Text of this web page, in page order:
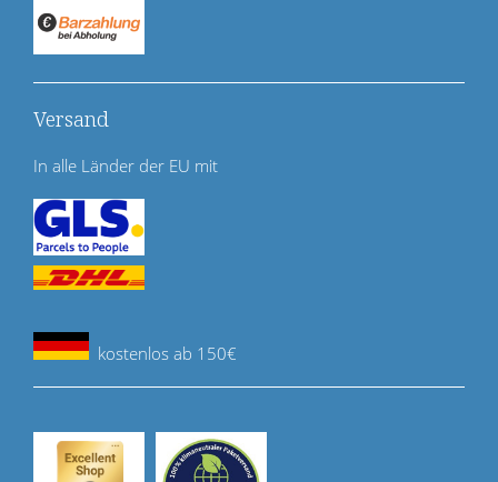
Versand
In alle Länder der EU mit
kostenlos ab 150€